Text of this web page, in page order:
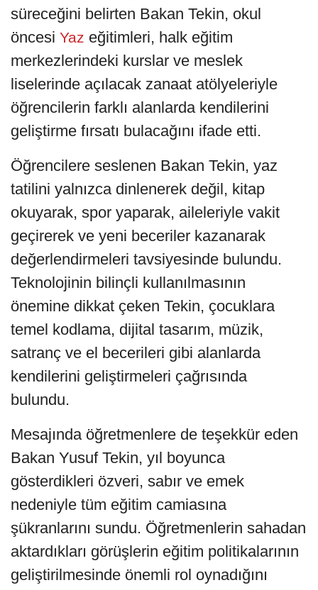
süreceğini belirten Bakan Tekin, okul
öncesi Yaz eğitimleri, halk eğitim
merkezlerindeki kurslar ve meslek
liselerinde açılacak zanaat atölyeleriyle
öğrencilerin farklı alanlarda kendilerini
geliştirme fırsatı bulacağını ifade etti.
Öğrencilere seslenen Bakan Tekin, yaz
tatilini yalnızca dinlenerek değil, kitap
okuyarak, spor yaparak, aileleriyle vakit
geçirerek ve yeni beceriler kazanarak
değerlendirmeleri tavsiyesinde bulundu.
Teknolojinin bilinçli kullanılmasının
önemine dikkat çeken Tekin, çocuklara
temel kodlama, dijital tasarım, müzik,
satranç ve el becerileri gibi alanlarda
kendilerini geliştirmeleri çağrısında
bulundu.
Mesajında öğretmenlere de teşekkür eden
Bakan Yusuf Tekin, yıl boyunca
gösterdikleri özveri, sabır ve emek
nedeniyle tüm eğitim camiasına
şükranlarını sundu. Öğretmenlerin sahadan
aktardıkları görüşlerin eğitim politikalarının
geliştirilmesinde önemli rol oynadığını